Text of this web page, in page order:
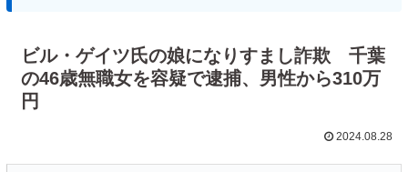
ビル・ゲイツ氏の娘になりすまし詐欺 千葉
の46歳無職女を容疑で逮捕、男性から310万
円
2024.08.28